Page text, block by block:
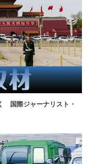
国際ジャーナリスト・